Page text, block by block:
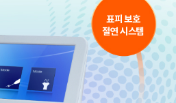
표피 보호
절연 시스템